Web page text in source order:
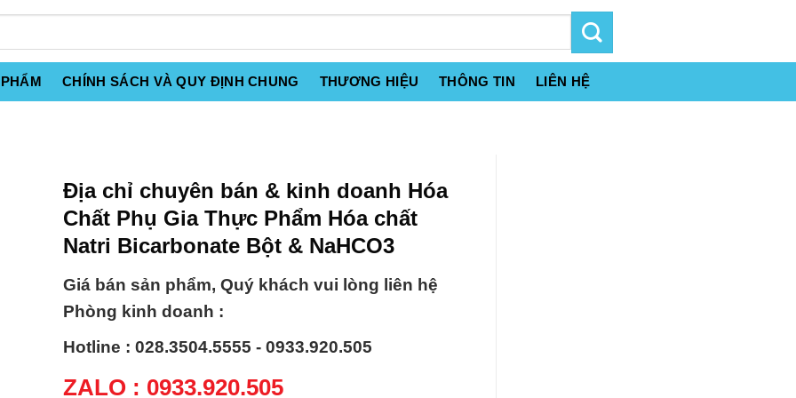
CHÍNH SÁCH VÀ QUY ĐỊNH CHUNG THƯƠNG HIỆU THÔNG TIN LIÊN HỆ
Địa chỉ chuyên bán & kinh doanh Hóa
Chất Phụ Gia Thực Phẩm Hóa chất
Natri Bicarbonate Bột & NaHCO3
Giá bán sản phẩm, Quý khách vui lòng liên hệ
Phòng kinh doanh :
Hotline : 028.3504.5555 - 0933.920.505
ZALO : 0933.920.505